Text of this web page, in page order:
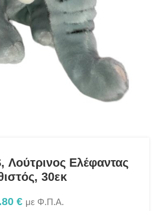
Λούτρινος Ελέφαντας
30εκ
€ με Φ.Π.Α.